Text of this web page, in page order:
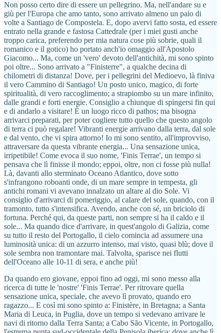
Non posso certo dire di essere un pellegrino. Ma, nell'andare su e
giù per l'Europa che amo tanto, sono arrivato almeno un paio di
volte a Santiago de Compostela. E, dopo avervi fatto sosta, ed essere
entrato nella grande e fastosa Cattedrale (per i miei gusti anche
troppo carica, preferendo per mia natura cose più sobrie, quali il
romanico e il gotico) ho portato anch'io omaggio all'Apostolo
Giacomo... Ma, come un 'vero' devoto dell'antichità, mi sono spinto
poi oltre... Sono arrivato a "Finisterre", a qualche decina di
chilometri di distanza! Dove, per i pellegrini del Medioevo, là finiva
il vero Cammino di Santiago! Un posto unico, magico, di forte
spiritualità, di vero raccoglimento; a strapiombo su un mare infinito,
dalle grandi e forti energie. Consiglio a chiunque di spingersi fin qui
e di andarlo a visitare! È un luogo ricco di pathos; ma bisogna
arrivarci preparati, per poter cogliere tutto quello che questo angolo
di terra ci può regalare! Vibranti energie arrivano dalla terra, dal sole
e dal vento, che vi spira attorno! Io mi sono sentito, all'improvviso,
attraversare da questa vibrante energia... Una sensazione unica,
irripetibile! Come evoca il suo nome, 'Finis Terrae', un tempo si
pensava che lì finisse il mondo; eppoi, oltre, non ci fosse più nulla!
Là, davanti allo sterminato Oceano Atlantico, dove sotto
s'infrangono roboanti onde, di un mare sempre in tempesta, gli
antichi romani vi avevano innalzato un altare al dio Sole. Vi
consiglio d'arrivarci di pomeriggio, al calare del sole, quando, con il
tramonto, tutto s'intensifica. Avendo, anche con sé, un briciolo di
fortuna. Perché qui, da queste parti, non sempre si ha il caldo e il
sole... Ma quando dice d'arrivare, in quest'angolo di Galizia, come
su tutto il resto del Portogallo, il cielo comincia ad assumere una
luminosità unica: di un azzurro intenso, mai visto, quasi blù; dove il
sole sembra non tramontare mai. Talvolta, sparisce nei flutti
dell'Oceano alle 10-11 di sera, e anche più!
Da quando ero giovane, eppoi fino ad oggi, mi sono messo alla
ricerca di tutte le 'nostre' 'Finis Terrae'. Per ritrovare quella
sensazione unica, speciale, che avevo lì provato, quando ero
ragazzo... E così mi sono spinto a: Finistère, in Bretagna; a Santa
Maria di Leuca, in Puglia, dove un tempo si vedevano arrivare le
navi di ritorno dalla Terra Santa; a Cabo São Vicente, in Portogallo,